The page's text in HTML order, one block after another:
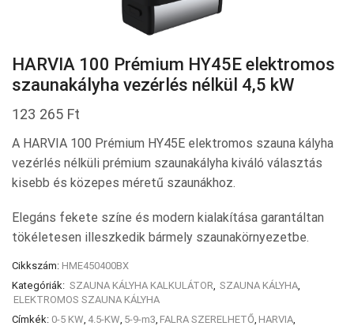
HARVIA 100 Prémium HY45E elektromos
szaunakályha vezérlés nélkül 4,5 kW
123 265 Ft
A HARVIA 100 Prémium HY45E elektromos szauna kályha
vezérlés nélküli prémium szaunakályha kiváló választás
kisebb és közepes méretű szaunákhoz.
Elegáns fekete színe és modern kialakítása garantáltan
tökéletesen illeszkedik bármely szaunakörnyezetbe.
Cikkszám: HME450400BX
Kategóriák: SZAUNA KÁLYHA KALKULÁTOR SZAUNA KÁLYHA
ELEKTROMOS SZAUNA KÁLYHA
Címkék: 0-5 KW 4.5-KW 5-9-m3 FALRA SZERELHETŐ HARVIA